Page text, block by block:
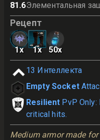
81.6Элементальная
Рецепт
1x 1x 50x
13 Интеллекта
Empty Socket
Resilient PvP
critical hits.
Medium armor made